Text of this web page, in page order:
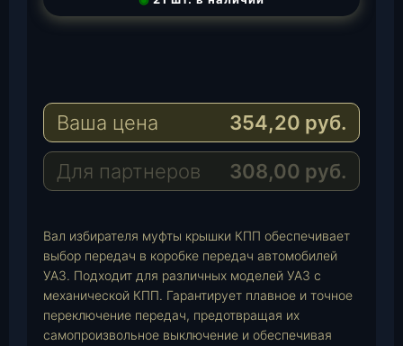
e
r
a
m
a
s
A
p
a
i
l
Ваша цена 354,20 руб.
Для партнеров 308,00 руб.
Вал избирателя муфты крышки КПП обеспечивает
выбор передач в коробке передач автомобилей
УАЗ. Подходит для различных моделей УАЗ с
механической КПП. Гарантирует плавное и точное
переключение передач, предотвращая их
самопроизвольное выключение и обеспечивая